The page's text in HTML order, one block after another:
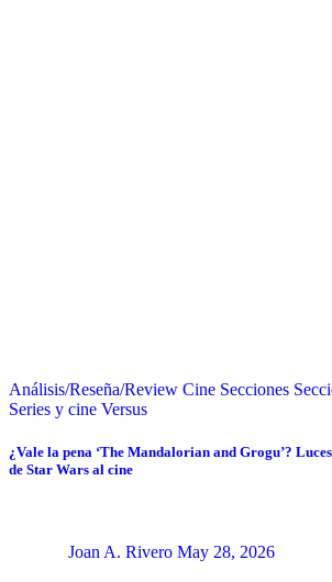
Análisis/Reseña/Review Cine Secciones
Series y cine Versus
¿Vale la pena ‘The Mandalorian and Grogu’?
de Star Wars al cine
Joan A. Rivero May 28, 2026